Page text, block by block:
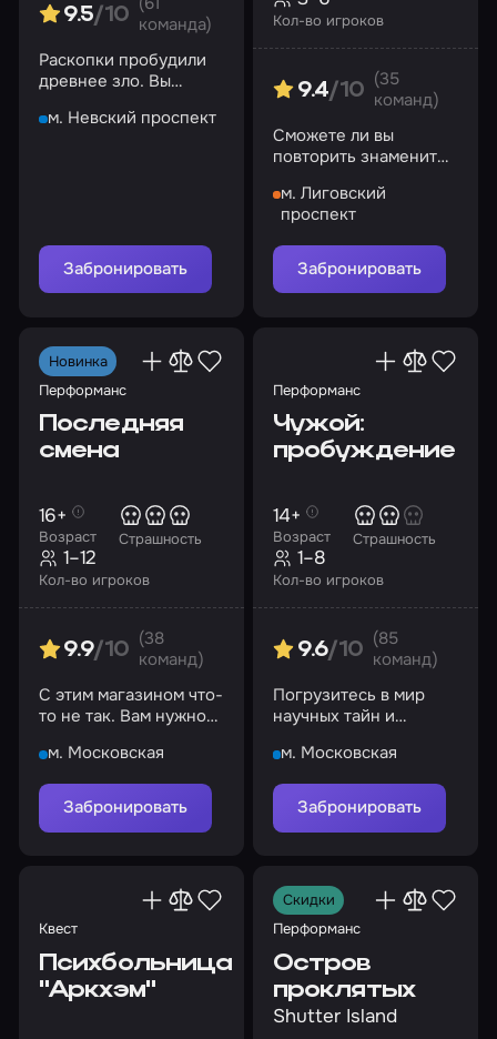
9.5/10 команда)
Раскопки пробудили
древнее зло. Вы
ним?
м. Невский проспект
Забронировать
Кол-во игроков
9.4/10
(35
команд)
Сможете ли вы
повторить знаменитый
особо опасных
преступников?
м. Лиговский
проспект
Забронировать
Новинка
Перформанс
Последняя
смена
Возраст
16+
Страшность
Кол-во игроков
1–12
9.9/10
(38
команд)
С этим магазином что-
то не так. Вам нужно
м. Московская
Забронировать
Перформанс
Чужой:
пробуждение
Возраст
14+
Страшность
Кол-во игроков
1–8
9.6/10
(85
команд)
Погрузитесь в мир
научных тайн и
м. Московская
Забронировать
Квест
Психбольница
"Аркхэм"
Скидки
Перформанс
Остров
проклятых
Shutter Island